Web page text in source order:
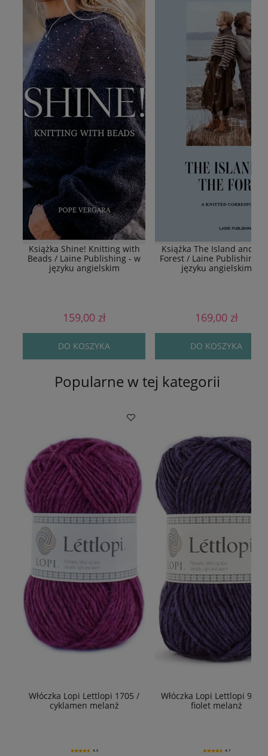
Książka Shine! Knitting with
Beads / Laine Publishing - w
języku angielskim
159,00 zł
DO KOSZYKA
Książka The Island and
Forest / Laine Publishing -
języku angielskim
169,00 zł
DO KOSZYKA
Popularne w tej kategorii
Włóczka Lopi Lettlopi 1705 /
cyklamen melanż
4.5
Włóczka Lopi Lettlopi
fiolet melanż
4.7